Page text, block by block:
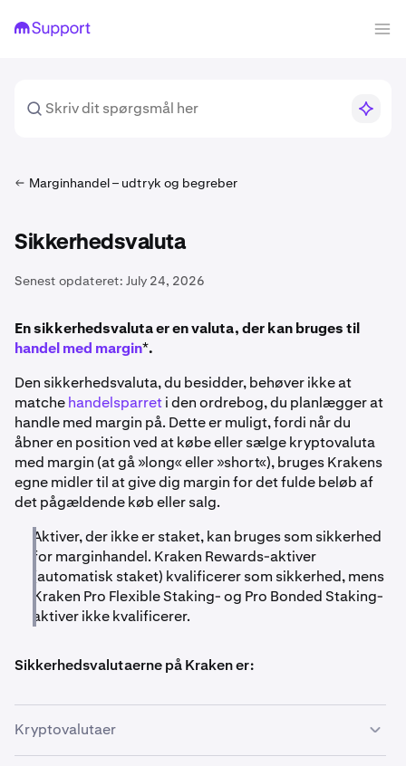
Marginhandel – udtryk og begreber
Sikkerhedsvaluta
Senest opdateret: July 24, 2026
En sikkerhedsvaluta er en valuta, der kan bruges til
handel med margin*.
Den sikkerhedsvaluta, du besidder, behøver ikke at
matchehandelsparreti den ordrebog, du planlægger at
handle med margin på. Dette er muligt, fordi når du
åbner en position ved at købe eller sælge kryptovaluta
med margin (at gå »long« eller »short«), bruges Krakens
egne midler til at give dig margin for det fulde beløb af
det pågældende køb eller salg.
Aktiver, der ikke er staket, kan bruges som sikkerhed
for marginhandel. Kraken Rewards-aktiver
(automatisk staket) kvalificerer som sikkerhed, mens
Kraken Pro Flexible Staking- og Pro Bonded Staking-
aktiver ikke kvalificerer.
Sikkerhedsvalutaerne på Kraken er:
Kryptovalutaer